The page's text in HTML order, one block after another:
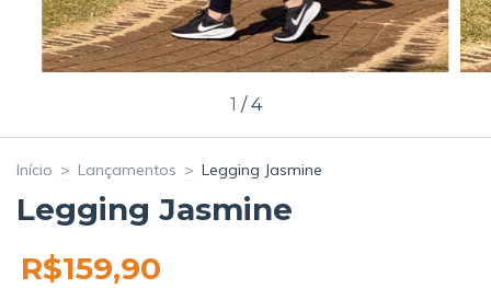
1 /4
Início > Lançamentos > Legging Jasmine
Legging Jasmine
R$159,90